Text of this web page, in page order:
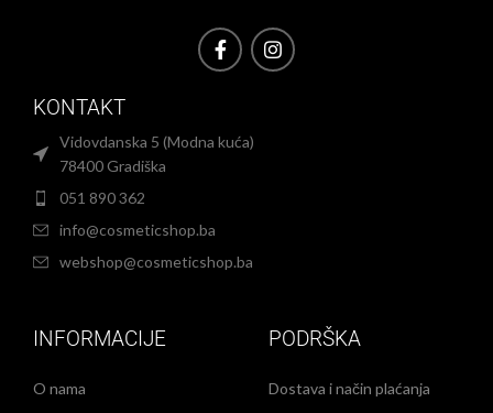
KONTAKT
Vidovdanska 5 (Modna kuća)
78400 Gradiška
051 890 362
info@cosmeticshop.ba
webshop@cosmeticshop.ba
INFORMACIJE
O nama
PODRŠKA
Dostava i način plaćanja